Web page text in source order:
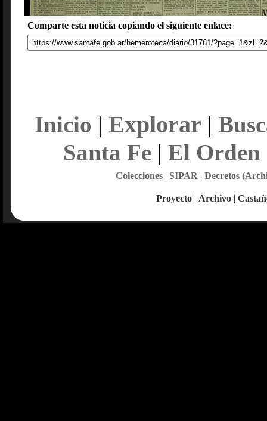
Comparte esta noticia copiando el siguiente enlace:
Inicio | Explorar |
Santa Fe| El Orden
Colecciones| SIPAR | Decretos
Proyecto | Archivo |